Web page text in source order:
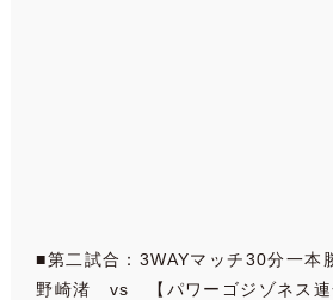
■第二試合：3WAYマッチ30分一本
野崎渚 vs 【パワーゴジゾネス